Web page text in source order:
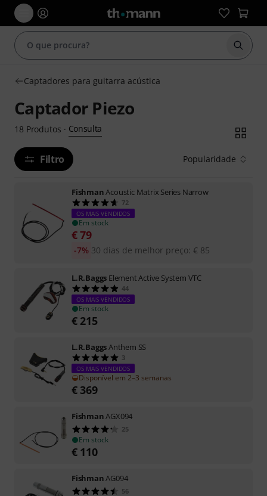
Iniciar
Captadores para guitarra acústica
Captador Piezo
18 Produtos · Consulta
Filtro Popularidade
FishmanAcoustic Matrix Series Narrow
72
OS MAIS VENDIDOS
Em stock
€79
30 dias de melhor preço: € 85
-7%
L.R.Baggs Element Active System VTC
44
OS MAIS VENDIDOS
Em stock
€ 215
L.R.BaggsAnthem SS
3
OS MAIS VENDIDOS
Disponível em 2–3 semanas
€ 369
FishmanAGX094
25
Em stock
€ 110
FishmanAG094
56